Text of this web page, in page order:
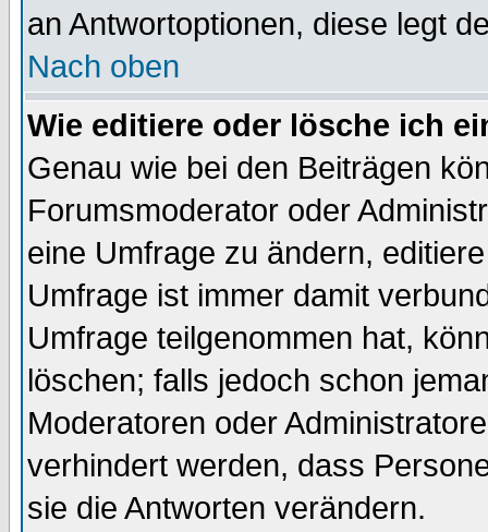
an Antwortoptionen, diese legt
Nach oben
Wie editiere oder lösche ich
Genau wie bei den Beiträgen
Forumsmoderator oder
eine Umfrage zu ändern,
Umfrage ist immer damit
Umfrage teilgenommen hat,
löschen; falls jedoch schon
Moderatoren oder
verhindert werden, dass
sie die Antworten verändern.